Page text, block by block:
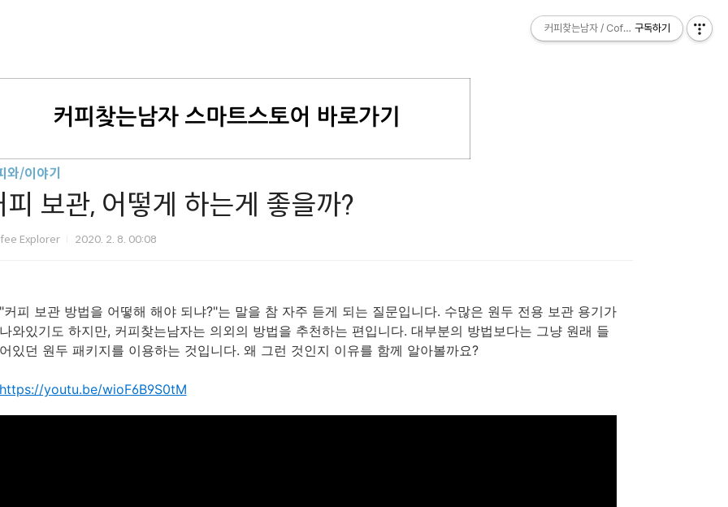
커피찾는남자 / Coffee Explorer
구독하기
와/이야기
피 보관, 어떻게 하는게 좋을까?
Explorer 2020. 2. 8. 00:08
커피 보관 방법을 어떻해 해야 되냐?"는 말을 참 자주 듣게 되는 질문입니다. 수많은 원두 전용 보관 용기가
와있기도 하지만, 커피찾는남자는 의외의 방법을 추천하는 편입니다. 대부분의 방법보다는 그냥 원래 들
있던 원두 패키지를 이용하는 것입니다. 왜 그런 것인지 이유를 함께 알아볼까요?
youtu.be/wioF6B9S0tM
커피찾는남자 / Coffee Explorer
구독하기